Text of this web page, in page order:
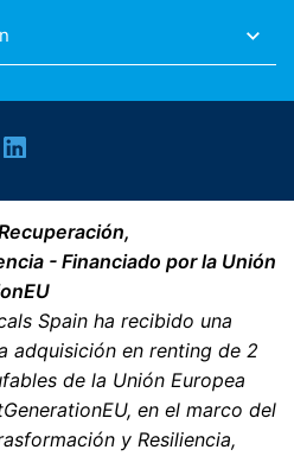
- Financiado por la Unión
Spain ha recibido una
adquisición en renting de 2
de la Unión Europea
en el marco del
y Resiliencia,